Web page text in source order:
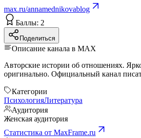
max.ru/annamednikovablog
Баллы: 2
Поделиться
Описание канала в MAX
Авторские истории об отношениях.
оригинально. Официальный канал
Категории
ПсихологияЛитература
Аудитория
Женская аудитория
Статистика от MaxFrame.ru